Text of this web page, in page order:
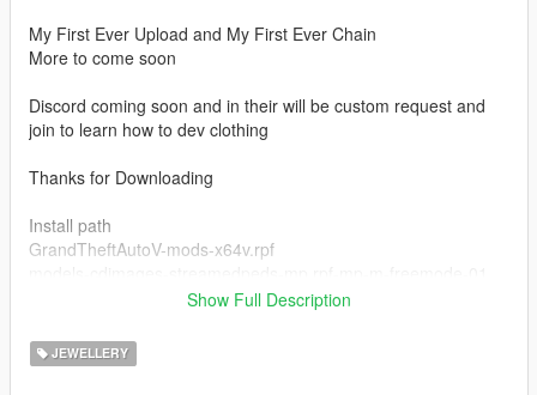
My First Ever Upload and My First Ever Chain
More to come soon
Discord coming soon and in their will be custom request and
join to learn how to dev clothing
Thanks for Downloading
Install path
GrandTheftAutoV-mods-x64v.rpf
ENTER EDIT MODE
AND REPLACE FILES IN INSTALL PATH
Show Full Description
JEWELLERY